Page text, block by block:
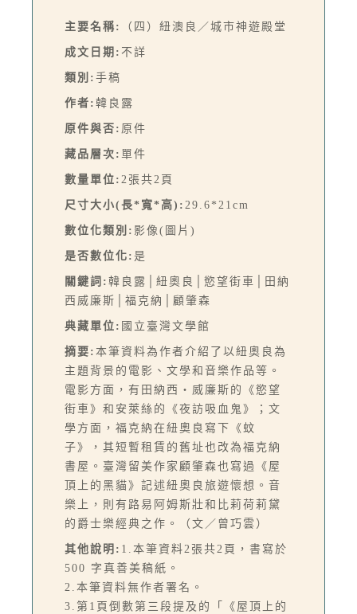
主要名稱: （四）紐澳良／城市神遊殿堂
成文日期: 不詳
類別: 手稿
作者: 韓良露
原件與否: 原件
藏品層次: 單件
數量單位: 2張共2頁
尺寸大小(長*寬*高): 29.6*21cm
數位化類別: 影像(圖片)
是否數位化: 是
關鍵詞: 韓良露│紐奧良│慾望街車│田納
西威廉斯│福克納│顧肇森
典藏單位: 國立臺灣文學館
摘要: 本筆資料為作者介紹了以紐奧良為
主題背景的電影、文學和音樂作品等。
電影方面，有田納西‧威廉斯的《慾望
街車》和安萊絲的《夜訪吸血鬼》；文
學方面，福克納在紐奧良寫下《蚊
子》，其短暫租賃的舊址也改為福克納
書屋。臺灣留美作家顧肇森也寫過《屋
頂上的黑貓》記述紐奧良旅遊懷想。音
樂上，則有路易阿姆斯壯和比莉荷莉黛
的爵士樂經典之作。（文／曾巧雲）
其他說明: 1.本筆資料2張共2頁，書寫於
500 字真善美稿紙。
2.本筆資料無作者署名。
3.第1頁倒數第三段提及的「《屋頂上的